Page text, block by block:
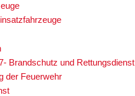
Brandschutz und Rettungsdienst
der Feuerwehr